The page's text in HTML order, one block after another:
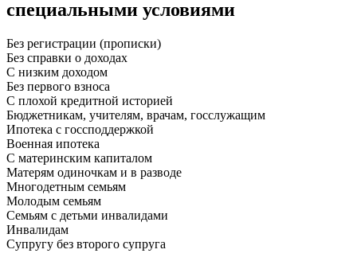
специальными условиями
Без регистрации (прописки)
Без справки о доходах
С низким доходом
Без первого взноса
С плохой кредитной историей
Бюджетникам, учителям, врачам, госслужащим
Ипотека с госсподдержкой
Военная ипотека
С материнским капиталом
Матерям одиночкам и в разводе
Многодетным семьям
Молодым семьям
Семьям с детьми инвалидами
Инвалидам
Супругу без второго супруга